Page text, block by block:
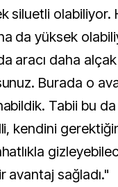
siluetli olabiliyor.
da yüksek
aracı daha
Burada o
Tabii bu
kendini
avantaj sağladı."